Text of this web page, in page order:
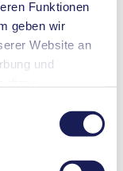
Funktionen
geben wir
Website an
und
oder die
gesammelt
widerrufen,